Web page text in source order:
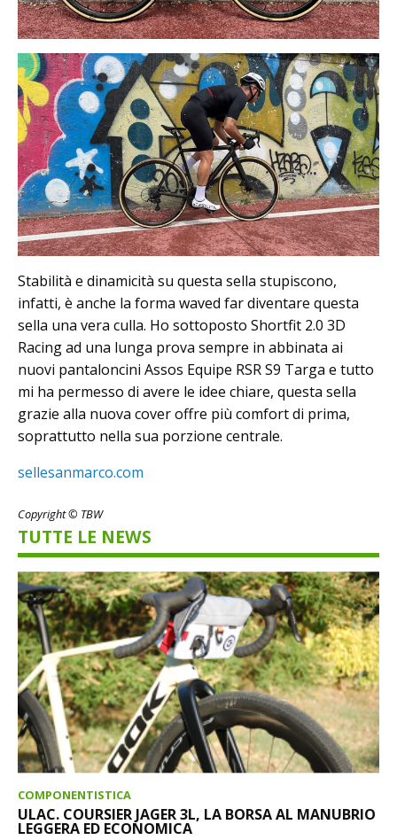
Stabilità e dinamicità su questa sella stupiscono,
infatti, è anche la forma waved far diventare questa
sella una vera culla. Ho sottoposto Shortfit 2.0 3D
Racing ad una lunga prova sempre in abbinata ai
nuovi pantaloncini Assos Equipe RSR S9 Targa e tutto
mi ha permesso di avere le idee chiare, questa sella
grazie alla nuova cover offre più comfort di prima,
soprattutto nella sua porzione centrale.
sellesanmarco.com
Copyright © TBW
TUTTE LE NEWS
COMPONENTISTICA
ULAC. COURSIER JAGER 3L, LA BORSA AL MANUBRIO
LEGGERA ED ECONOMICA